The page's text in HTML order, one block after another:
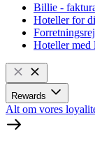
Billie -
Hoteller for
Hoteller med
Rewards
Alt om vores